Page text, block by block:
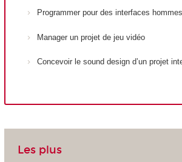
Programmer pour des interfaces
Manager un projet de jeu vidéo
Concevoir le sound design d’un projet
Les plus